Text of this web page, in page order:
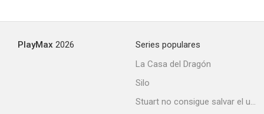
PlayMax 2026
Series populares
La Casa del Dragón
Silo
Stuart no consigue salvar el universo